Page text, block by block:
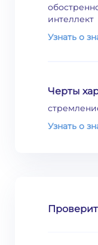
интеллект
Узнать о
Черты
Узнать о